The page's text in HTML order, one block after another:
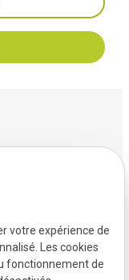
1 Place Saint Piat
59113 SECLIN
votre expérience de
Les cookies
fonctionnement de